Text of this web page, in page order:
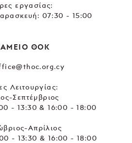
εργασίας:
07:30 - 15:00
ΘΟΚ
Λειτουργίας:
Σεπτέμβριος
- 13:30 & 16:00 - 18:00
Απρίλιος
- 13:30 & 16:00 - 18:00